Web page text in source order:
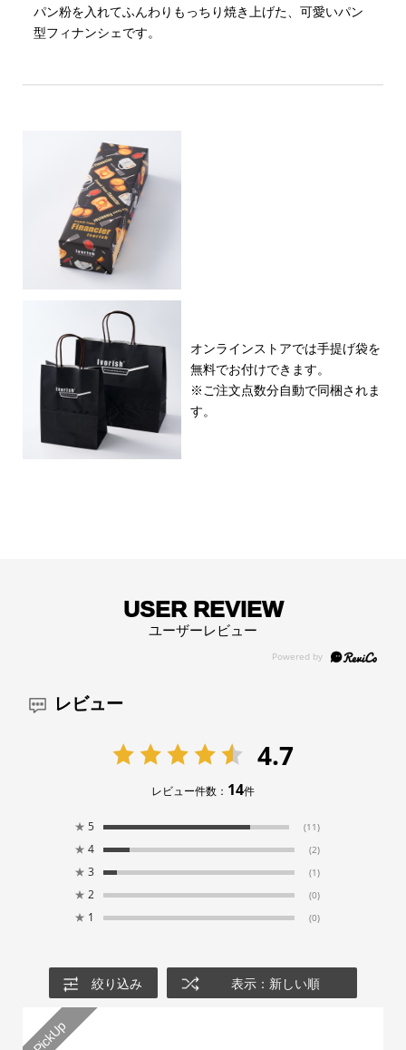
パン粉を入れてふんわりもっちり焼き上げた、可愛いパン
型フィナンシェです。
オンラインストアでは手提げ袋を
無料でお付けできます。
※ご注文点数分自動で同梱されま
す。
USER REVIEW
ユーザーレビュー
レビュー
4.7
レビュー件数： 14件
★ 5 (11)
★ 4 (2)
★ 3 (1)
★ 2 (0)
★ 1 (0)
絞り込み 表示：新しい順